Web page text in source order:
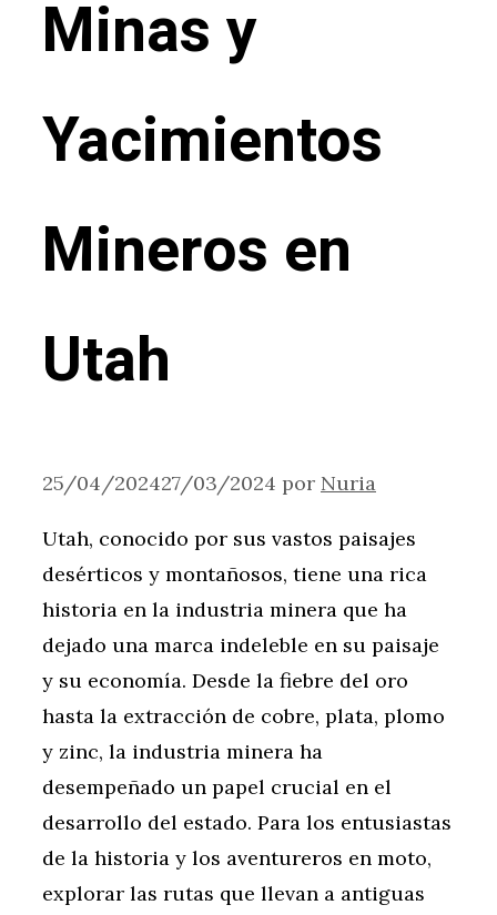
Minas y
Yacimientos
Mineros en
Utah
25/04/202427/03/2024 por Nuria
Utah, conocido por sus vastos paisajes
desérticos y montañosos, tiene una rica
historia en la industria minera que ha
dejado una marca indeleble en su paisaje
y su economía. Desde la fiebre del oro
hasta la extracción de cobre, plata, plomo
y zinc, la industria minera ha
desempeñado un papel crucial en el
desarrollo del estado. Para los entusiastas
de la historia y los aventureros en moto,
explorar las rutas que llevan a antiguas